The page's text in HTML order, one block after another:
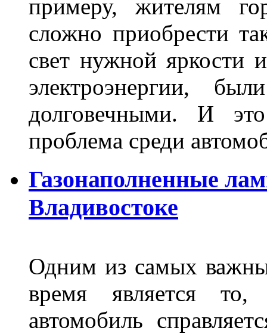
примеру, жителям
сложно приобрести
свет нужной яркости
электроэнергии,
долговечными. И
проблема среди
Газонаполненные
Владивостоке
Одним из самых
время является то,
автомобиль